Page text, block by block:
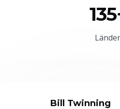
Bill Twinning